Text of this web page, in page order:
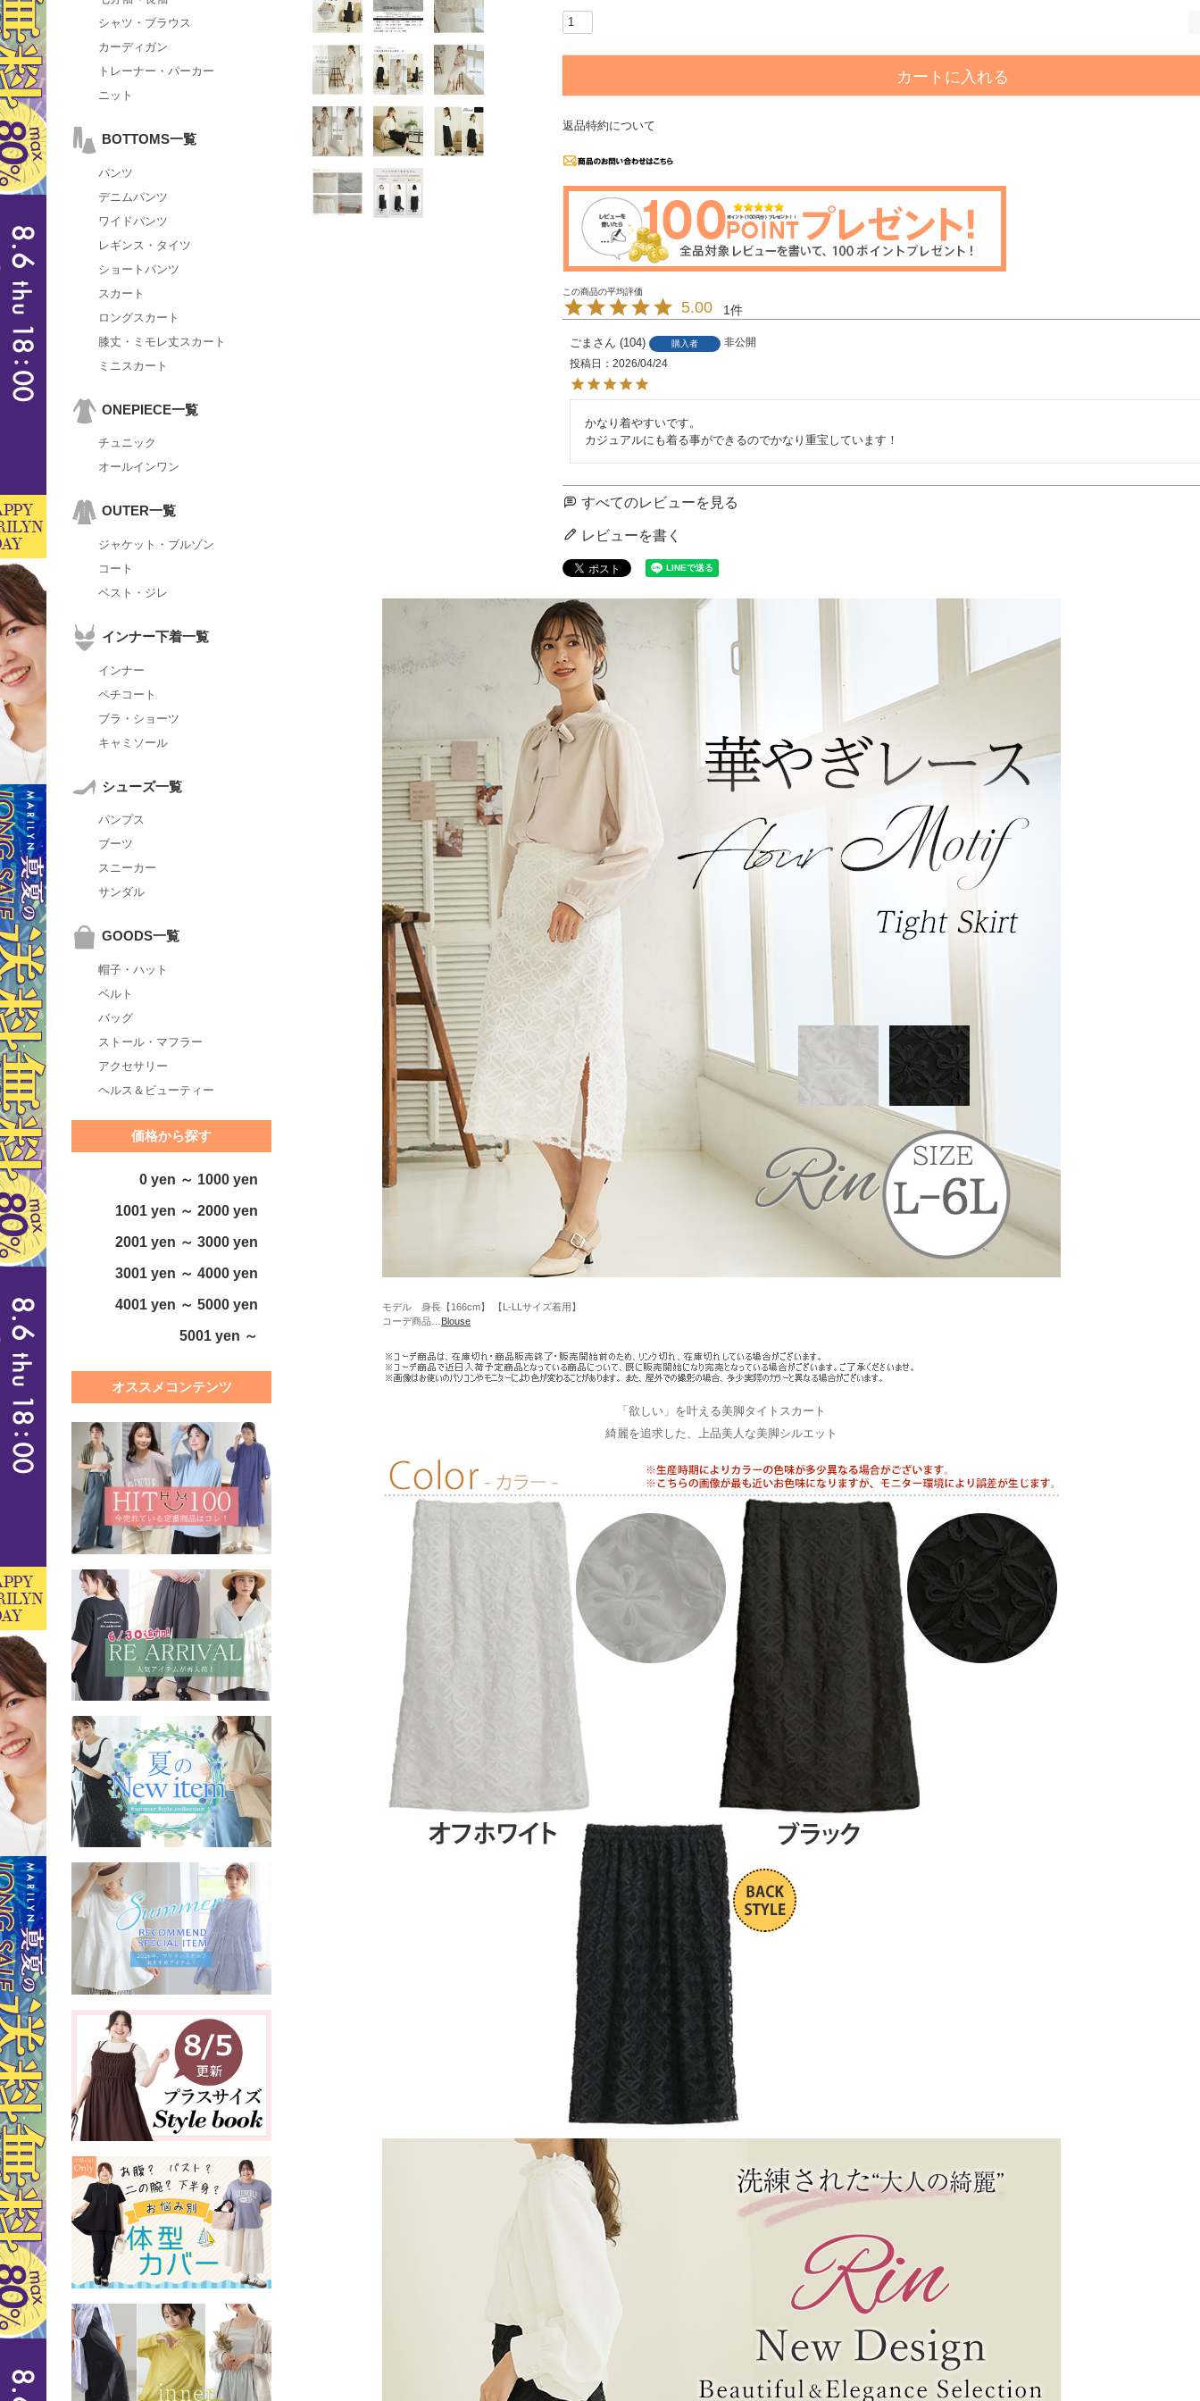
シャツ・ブラウス
カーディガン
トレーナー・パーカー
ニット
BOTTOMS一覧
パンツ
デニムパンツ
ワイドパンツ
レギンス・タイツ
ショートパンツ
スカート
ロングスカート
膝丈・ミモレ丈スカート
ミニスカート
ONEPIECE一覧
チュニック
オールインワン
OUTER一覧
ジャケット・ブルゾン
コート
ベスト・ジレ
インナー下着一覧
インナー
ペチコート
ブラ・ショーツ
キャミソール
シューズ一覧
パンプス
ブーツ
スニーカー
サンダル
GOODS一覧
帽子・ハット
ベルト
バッグ
ストール・マフラー
アクセサリー
ヘルス＆ビューティー
価格から探す
0 yen ～ 1000 yen
1001 yen ～ 2000 yen
2001 yen ～ 3000 yen
3001 yen ～ 4000 yen
4001 yen ～ 5000 yen
5001 yen ～
オススメコンテンツ
カートに入れる
返品特約について
5.00 1
ごま 104 購入者
非公開
投稿日
2026/04/24
かなり着やすいです。
カジュアルにも着る事ができるのでかなり重宝しています！
すべてのレビューを見る
レビューを書く
モデル 身長【166cm】 【L-LLサイズ着用】
コーデ商品… Blouse
「欲しい」を叶える美脚タイトスカート
綺麗を追求した、上品美人な美脚シルエット